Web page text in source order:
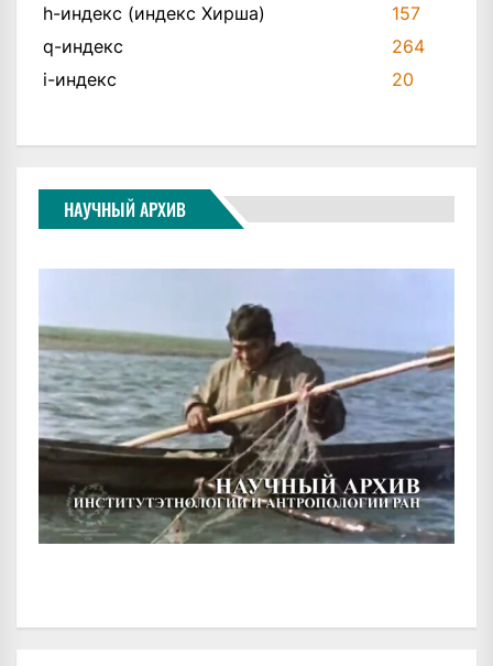
h-индекс (индекс Хирша)
157
q-индекс
264
i-индекс
20
НАУЧНЫЙ АРХИВ